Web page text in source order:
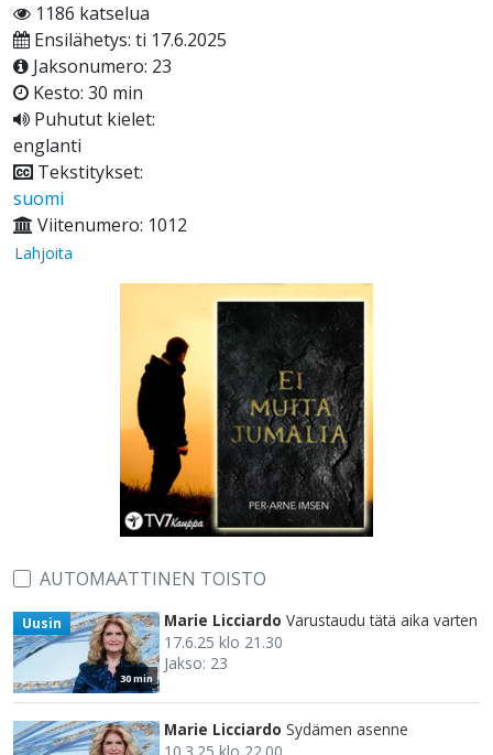
1186 katselua
Ensilähetys: ti 17.6.2025
Jaksonumero: 23
Kesto: 30 min
Puhutut kielet:
englanti
Tekstitykset:
suomi
Viitenumero: 1012
Lahjoita
AUTOMAATTINEN TOISTO
30 min
Uusin Marie Licciardo Varustaudu tätä aika varten
17.6.25 klo 21.30
Jakso: 23
Marie Licciardo Sydämen asenne